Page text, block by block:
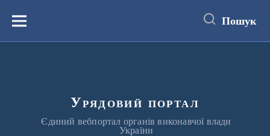
вмістуМеню Пошук
Урядовий портал
Єдиний вебпортал органів виконавчої влади
України